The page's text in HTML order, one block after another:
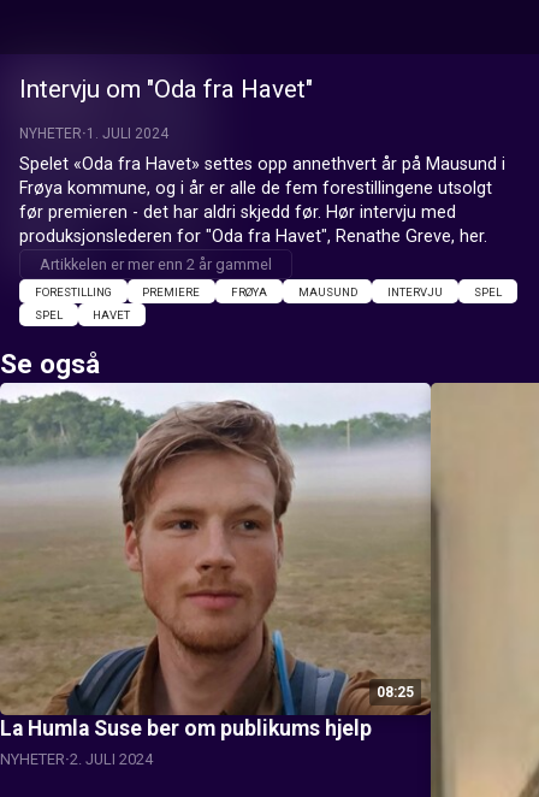
Intervju om "Oda fra Havet"
NYHETER 1. JULI 2024
Spelet «Oda fra Havet» settes opp annethvert år på Mausund i
Frøya kommune, og i år er alle de fem forestillingene utsolgt
før premieren - det har aldri skjedd før. Hør intervju med
produksjonslederen for "Oda fra Havet", Renathe Greve, her.
Artikkelen er mer enn 2 år gammel
FORESTILLING PREMIERE FRØYA MAUSUND INTERVJU
SPEL
SPEL
HAVET
Se også
08:25
La Humla Suse ber om publikums hjelp
NYHETER 2. JULI 2024